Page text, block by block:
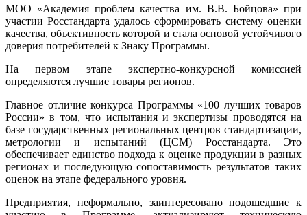
МОО «Академия проблем качества им. В.В. Бойцова» при
участии Росстандарта удалось сформировать систему оценки
качества, объективность которой и стала основой устойчивого
доверия потребителей к Знаку Программы.
На первом этапе экспертно-конкурсной комиссией
определяются лучшие товары регионов.
Главное отличие конкурса Программы «100 лучших товаров
России» в том, что испытания и экспертизы проводятся на
базе государственных региональных центров стандартизации,
метрологии и испытаний (ЦCM) Росстандарта. Это
обеспечивает единство подхода к оценке продукции в разных
регионах и последующую сопоставимость результатов таких
оценок на этапе федерального уровня.
Предприятия, неформально, заинтересовано подошедшие к